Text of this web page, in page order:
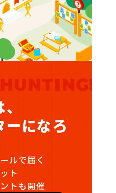
する
アキーワード】を
を手に入れよう！
になろ
ルで届く
ト
トも開催